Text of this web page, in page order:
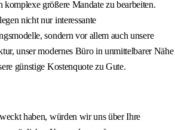
komplexe größere Mandate zu bearbeiten.
nicht nur interessante
sondern vor allem auch unsere
unser modernes Büro in unmittelbarer Nähe
günstige Kostenquote zu Gute.
haben, würden wir uns über Ihre